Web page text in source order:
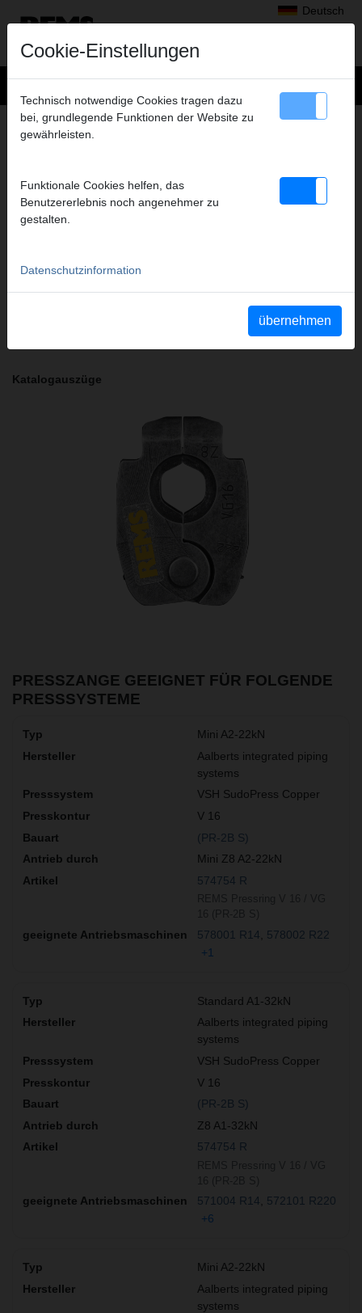
Deutsch
Produkte>Radialpressen>
REMS Presszangen Mini A2-22kN/Pressringe
REMS PRESSRING V 16 / VG 16
(PR-2B S)
Art.-Nr. 574754 R
Sicherheitshinweise PZ/PR/ZZ/PZ E01/Kabelschere
Katalogauszüge
PRESSZANGE GEEIGNET FÜR FOLGENDE
PRESSSYSTEME
Mini A2-22kN
Aalberts integrated piping
systems
VSH SudoPress Copper
V 16
(PR-2B S)
Mini Z8 A2-22kN
574754 R
578001 R14
578002 R22
+1
Standard A1-32kN
Aalberts integrated piping
systems
VSH SudoPress Copper
V 16
(PR-2B S)
Z8 A1-32kN
574754 R
571004 R14
572101 R220
+6
Mini A2-22kN
Aalberts integrated piping
systems
Cookie-Einstellungen
Technisch notwendige Cookies tragen dazu
bei, grundlegende Funktionen der Website zu
gewährleisten.
Funktionale Cookies helfen, das
Benutzererlebnis noch angenehmer zu
gestalten.
Datenschutzinformation
übernehmen